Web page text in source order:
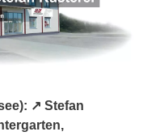
↗️ Stefan